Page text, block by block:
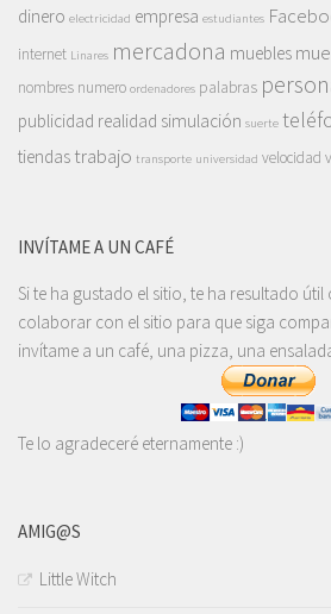
dinero electricidad empresa estudiantes
internet Linares mercadona muebles
nombres numero ordenadores palabras
publicidad realidad simulación suerte
tiendas trabajo transporte universidad velocidad
INVÍTAME A UN CAFÉ
Si te ha gustado el sitio, te ha resultado útil
colaborar con el sitio para que siga
invítame a un café, una pizza, una
Te lo agradeceré eternamente :)
AMIG@S
Little Witch